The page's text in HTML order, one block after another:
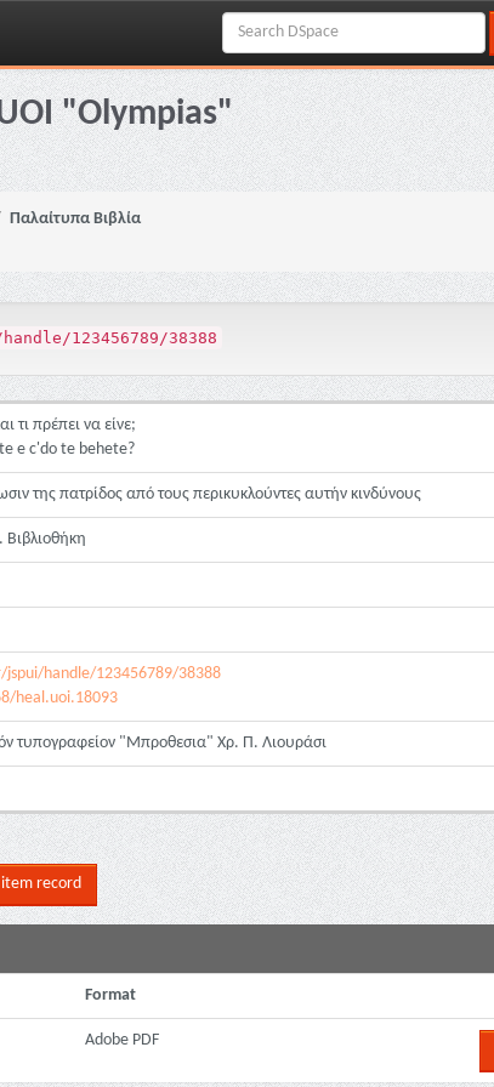
"Olympias"
Παλαίτυπα Βιβλία
123456789/38388
τι πρέπει να είνε;
e c'do te behete?
της πατρίδος από τους περικυκλούντες αυτήν κινδύνους
Βιβλιοθήκη
handle/123456789/38388
heal.uoi.18093
τυπογραφείον "Μπροθεσια" Χρ. Π. Λιουράσι
record
Format
Adobe PDF